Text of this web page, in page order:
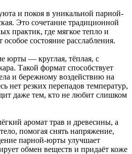
и покоя в уникальной парной-
Это сочетание традиционной
практик, где мягкое тепло и
состояние расслабления.
юрты — круглая, тёплая, с
Такой формат способствует
и бережному воздействию на
нет резких перепадов температур,
даже тем, кто не любит слишком
аромат трав и древесины, а
помогая снять напряжение,
парной-юрты улучшает
обмен веществ и придаёт коже